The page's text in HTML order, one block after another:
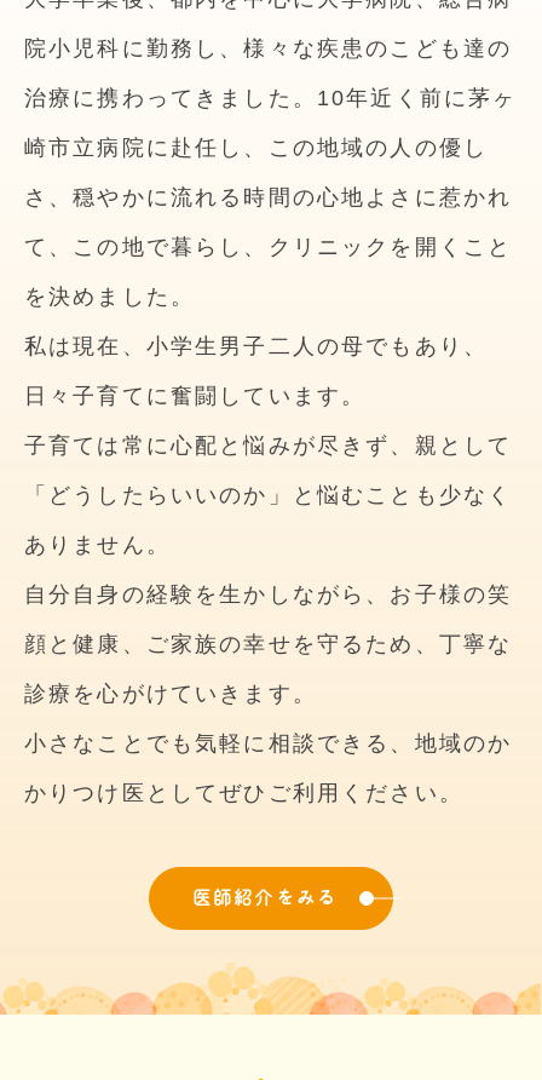
院小児科に勤務し、様々な疾患のこども達の
治療に携わってきました。10年近く前に茅ヶ
崎市立病院に赴任し、この地域の人の優し
さ、穏やかに流れる時間の心地よさに惹かれ
て、この地で暮らし、クリニックを開くこと
を決めました。
私は現在、小学生男子二人の母でもあり、
日々子育てに奮闘しています。
子育ては常に心配と悩みが尽きず、親として
「どうしたらいいのか」と悩むことも少なく
ありません。
自分自身の経験を生かしながら、お子様の笑
顔と健康、ご家族の幸せを守るため、丁寧な
診療を心がけていきます。
小さなことでも気軽に相談できる、地域のか
かりつけ医としてぜひご利用ください。
医師紹介をみる